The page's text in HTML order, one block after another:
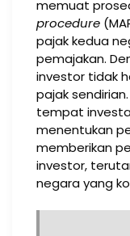
memuat
procedure
pajak kedua
pemajakan.
investor tidak
pajak
tempat
menentukan
memberikan
investor,
negara yang